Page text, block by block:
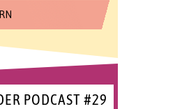
PODCAST #29